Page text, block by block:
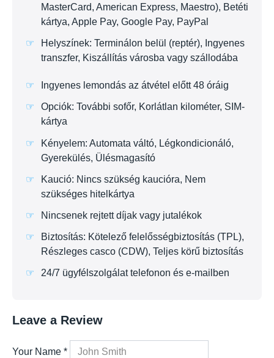
MasterCard, American Express, Maestro), Betéti
kártya, Apple Pay, Google Pay, PayPal
Helyszínek: Terminálon belül (reptér), Ingyenes
transzfer, Kiszállítás városba vagy szállodába
Ingyenes lemondás az átvétel előtt 48 óráig
Opciók: További sofőr, Korlátlan kilométer, SIM-
kártya
Kényelem: Automata váltó, Légkondicionáló,
Gyerekülés, Ülésmagasító
Kaució: Nincs szükség kaucióra, Nem
szükséges hitelkártya
Nincsenek rejtett díjak vagy jutalékok
Biztosítás: Kötelező felelősségbiztosítás (TPL),
Részleges casco (CDW), Teljes körű biztosítás
24/7 ügyfélszolgálat telefonon és e-mailben
Leave a Review
Your Name *